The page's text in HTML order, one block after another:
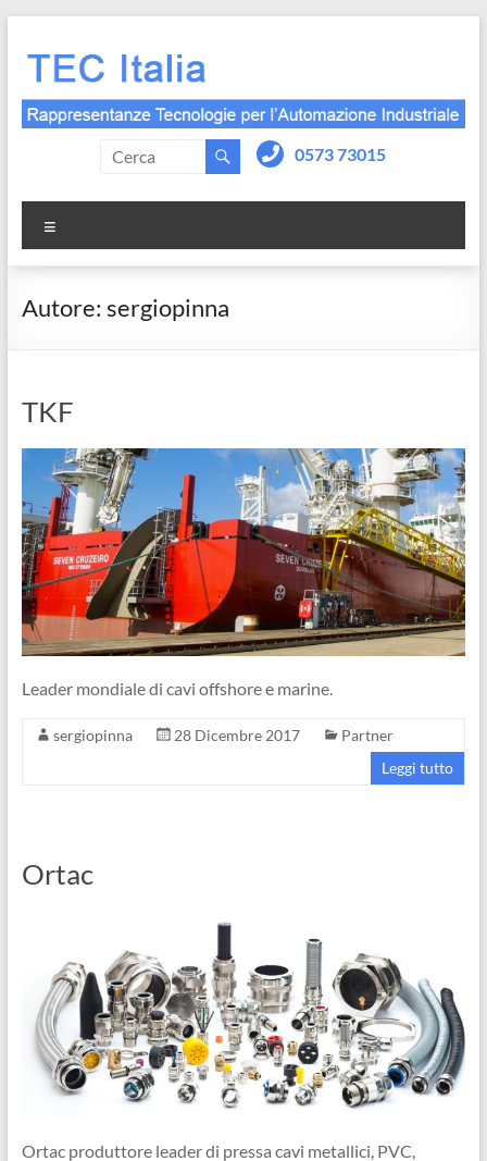
contenuto
0573 73015
Autore: sergiopinna
TKF
Leader mondiale di cavi offshore e marine.
sergiopinna 28 Dicembre 2017
Partner
Leggi tutto
Ortac
Ortac produttore leader di pressa cavi metallici, PVC,